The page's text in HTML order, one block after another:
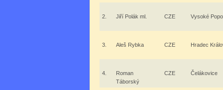
2. Jiří Polák ml. CZE Vysoké
3. Aleš Rybka CZE Hradec
4.
Roman
Táborský
CZE Čelákovice